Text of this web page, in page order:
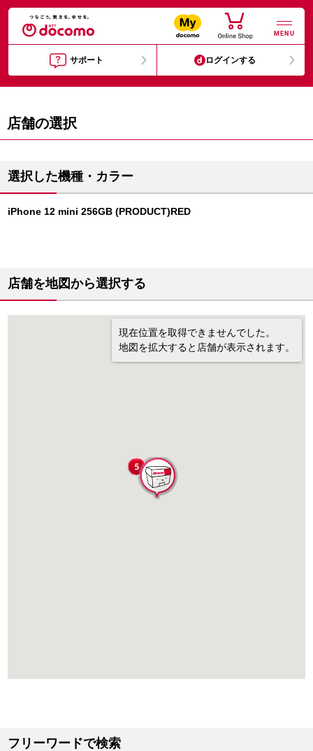
MENU
サポート ログインする
店舗の選択
選択した機種・カラー
iPhone 12 mini 256GB (PRODUCT)RED
店舗を地図から選択する
現在位置を取得できませんでした。
地図を拡大すると店舗が表示されます。
フリーワードで検索